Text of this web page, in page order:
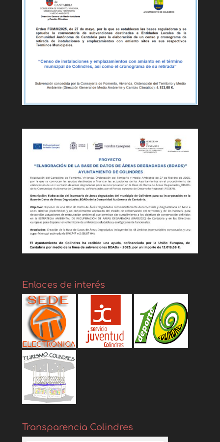
Enlaces de interés
Transparencia Colindres